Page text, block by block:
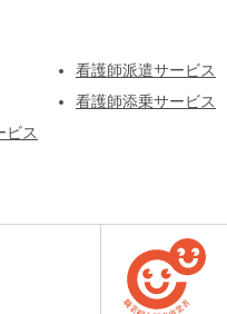
ビス
看護師派遣サービス
看護師添乗サービス